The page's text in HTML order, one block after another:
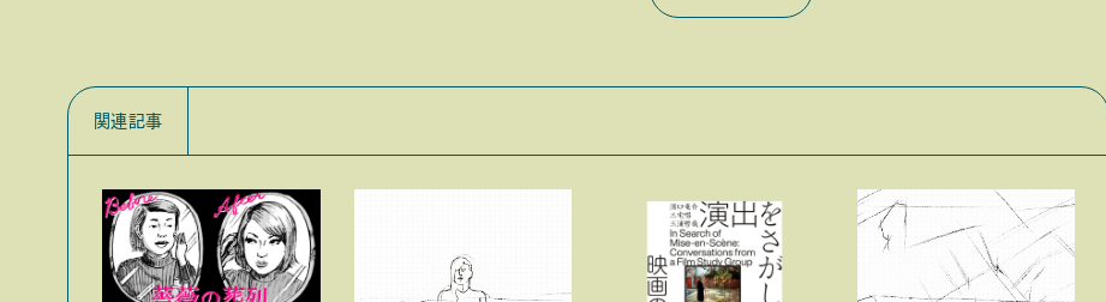
関連記事